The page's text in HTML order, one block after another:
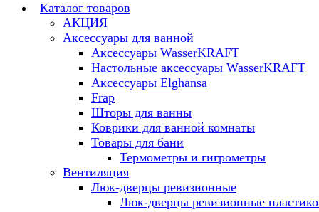
Каталог товаров
АКЦИЯ
Аксессуары для ванной
Аксессуары WasserKRAFT
Настольные аксессуары WasserKRAFT
Аксессуары Elghansa
Frap
Шторы для ванны
Коврики для ванной комнаты
Товары для бани
Термометры и гигрометры
Вентиляция
Люк-дверцы ревизионные
Люк-дверцы ревизионные